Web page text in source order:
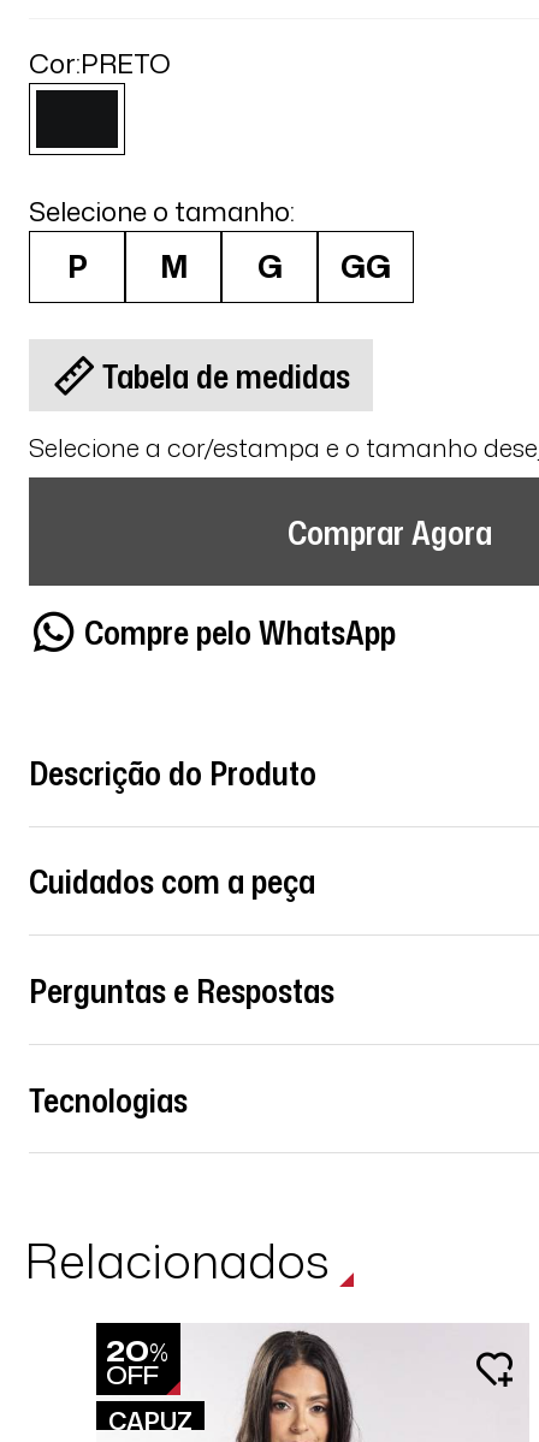
Cor:PRETO
Selecione o tamanho:
P M G GG
Tabela de medidas
Selecione a cor/estampa e o tamanho
Comprar Agora
Compre pelo WhatsApp
Descrição do Produto
Cuidados com a peça
Perguntas e Respostas
Tecnologias
Relacionados
20%
OFF
CAPUZ